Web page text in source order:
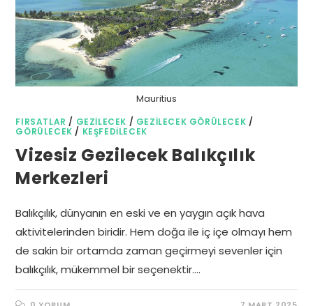
Mauritius
FIRSATLAR / GEZILECEK / GEZILECEK GÖRÜLECEK /
GÖRÜLECEK / KEŞFEDILECEK
Vizesiz Gezilecek Balıkçılık
Merkezleri
Balıkçılık, dünyanın en eski ve en yaygın açık hava
aktivitelerinden biridir. Hem doğa ile iç içe olmayı hem
de sakin bir ortamda zaman geçirmeyi sevenler için
balıkçılık, mükemmel bir seçenektir.…